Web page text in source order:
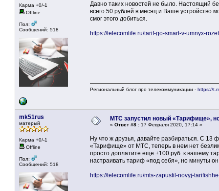
Карма +0/-1
Offline
Пол:
Сообщений: 518
Давно таких новостей не было. Настоящий
всего 50 рублей в месяц и Ваше устройство
смог этого добиться.
https://telecomlife.ru/tarif-go-smart-v-umnyx-
Региональный блог про телекоммуникации - https://
mk51rus
матерый
Карма +0/-1
Offline
Пол:
Сообщений: 518
МТС запустил новый «Тарифище»,
« Ответ #8 : 17 Февраля 2020, 17:14 »
Ну что ж друзья, давайте разбираться. С
«Тарифище» от МТС, теперь в нем нет
просто доплатите еще +100 руб. к вашему
настраивать тариф «под себя», но минуты
https://telecomlife.ru/mts-zapustil-novyj-